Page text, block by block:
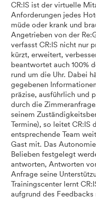
CR:IS ist der virtuelle
Anforderungen jedes
müde oder krank und
Angetrieben von der
verfasst CR:IS nicht nur
kürzt, erweitert,
beantwortet auch 100%
rund um die Uhr. Dabei
gegebenen
präzise, ausführlich und
durch die
seinem
Termine), so leitet CR:IS
entsprechende Team
Gast mit. Das
Belieben festgelegt
antworten, Antworten
Anfrage seine
Trainingscenter lernt
aufgrund des